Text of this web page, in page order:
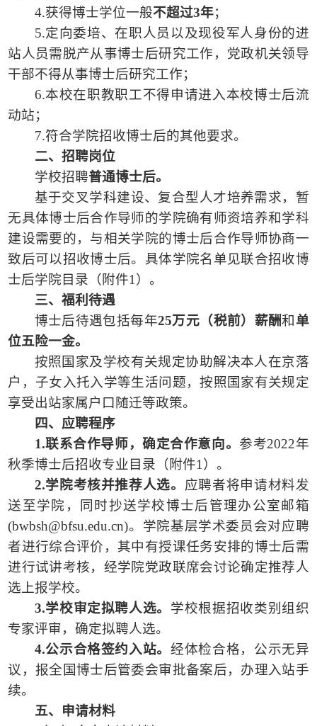
4.获得博士学位一般不超过3年；
5.定向委培、在职人员以及现役军人身份的进
站人员需脱产从事博士后研究工作，党政机关领导
干部不得从事博士后研究工作；
6.本校在职教职工不得申请进入本校博士后流
动站；
7.符合学院招收博士后的其他要求。
二、招聘岗位
学校招聘普通博士后。
基于交叉学科建设、复合型人才培养需求，暂
无具体博士后合作导师的学院确有师资培养和学科
建设需要的，与相关学院的博士后合作导师协商一
致后可以招收博士后。具体学院名单见联合招收博
士后学院目录（附件1）。
三、福利待遇
博士后待遇包括每年25万元（税前）薪酬和单
位五险一金。
按照国家及学校有关规定协助解决本人在京落
户，子女入托入学等生活问题，按照国家有关规定
享受出站家属户口随迁等政策。
四、应聘程序
1.联系合作导师，确定合作意向。 参考2022年
秋季博士后招收专业目录（附件1）。
2.学院考核并推荐人选。 应聘者将申请材料发
送至学院，同时抄送学校博士后管理办公室邮箱
(bwbsh@bfsu.edu.cn)。 学院基层学术委员会对应聘
者进行综合评价，其中有授课任务安排的博士后需
进行试讲考核，经学院党政联席会讨论确定推荐人
选上报学校。
3.学校审定拟聘人选。 学校根据招收类别组织
专家评审，确定拟聘人选。
4.公示合格签约入站。经体检合格，公示无异
议，报全国博士后管委会审批备案后，办理入站手
续。
五、申请材料